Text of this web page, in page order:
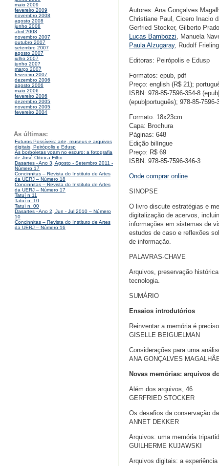
maio 2009
fevereiro 2009
novembro 2008
agosto 2008
junho 2008
abril 2008
novembro 2007
outubro 2007
setembro 2007
agosto 2007
julho 2007
junho 2007
março 2007
fevereiro 2007
dezembro 2006
agosto 2006
maio 2006
fevereiro 2006
dezembro 2005
novembro 2005
fevereiro 2004
As últimas:
Futuros Possíveis: arte, museus e arquivos
digitais, Peirópolis e Edusp
As borboletas voam no escuro: a fotografia
de José Oiticica Filho
Dasartes - Ano 3, Agosto - Setembro 2011 -
Número 17
Concinnitas – Revista do Instituto de Artes
da UERJ – Número 18
Concinnitas – Revista do Instituto de Artes
da UERJ – Número 17
Tatuí n.11
Tatuí n. 10
Tatuí n. 00
Dasartes - Ano 2, Jun - Jul 2010 – Número
10
Concinnitas – Revista do Instituto de Artes
da UERJ – Número 16
Autores: Ana Gonçalves
Christiane Paul, Cicero Inacio
Gerfried Stocker, Gilberto
Lucas Bambozzi, Manuela
Paula Alzugaray, Rudolf
Editoras: Peirópolis e Edusp
Formatos: epub, pdf
Preço: english (R$ 21);
ISBN: 978-85-7596-354-8
(epub|português); 978-85-
Formato: 18x23cm
Capa: Brochura
Páginas: 648
Edição bilíngue
Preço: R$ 69
ISBN: 978-85-7596-346-3
Onde comprar online
SINOPSE
O livro discute estratégias e
digitalização de acervos,
informações em sistemas de
estudos de caso e reflexões
de informação.
PALAVRAS-CHAVE
Arquivos, preservação
tecnologia.
SUMÁRIO
Ensaios introdutórios
Reinventar a memória é
GISELLE BEIGUELMAN
Considerações para uma
ANA GONÇALVES
Novas memórias: arquivos
Além dos arquivos, 46
GERFRIED STOCKER
Os desafios da conservação
ANNET DEKKER
Arquivos: uma memória
GUILHERME KUJAWSKI
Arquivos digitais: a